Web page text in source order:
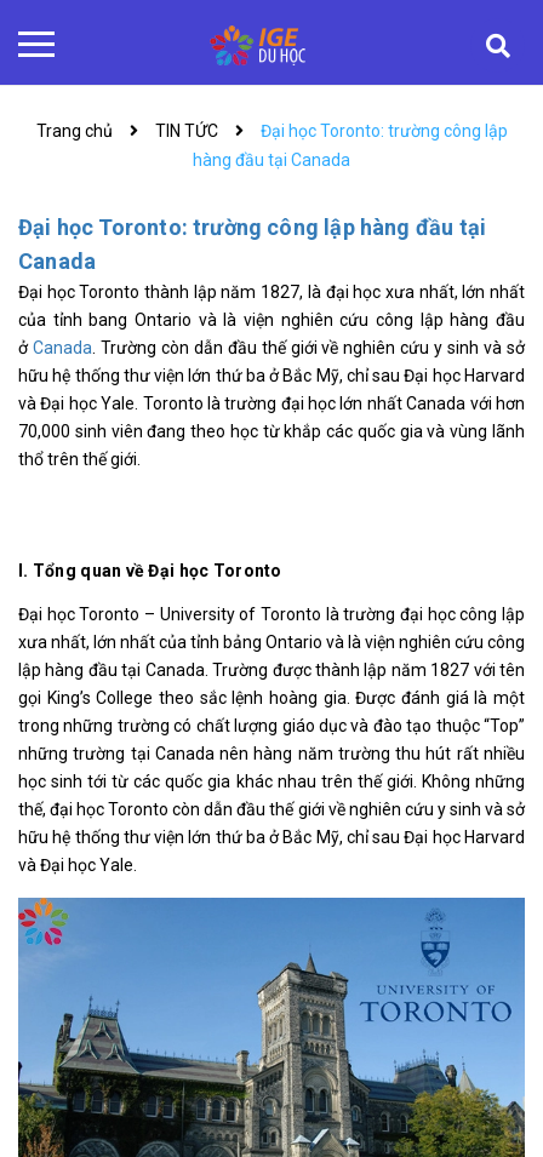
Trang chủ TIN TỨC
Đại học Toronto: trường công lập
hàng đầu tại Canada
Đại học Toronto: trường công lập hàng đầu tại
Canada
Đại học Toronto thành lập năm 1827, là đại học xưa nhất, lớn nhất
của tỉnh bang Ontario và là viện nghiên cứu công lập hàng đầu
ởCanada . Trường còn dẫn đầu thế giới về nghiên cứu y sinh và sở
hữu hệ thống thư viện lớn thứ ba ở Bắc Mỹ, chỉ sau Đại học Harvard
và Đại học Yale. Toronto là trường đại học lớn nhất Canada với hơn
70,000 sinh viên đang theo học từ khắp các quốc gia và vùng lãnh
thổ trên thế giới.
I. Tổng quan về Đại học Toronto
Đại học Toronto – University of Toronto là trường đại học công lập
xưa nhất, lớn nhất của tỉnh bảng Ontario và là viện nghiên cứu công
lập hàng đầu tại Canada. Trường được thành lập năm 1827 với tên
gọi King’s College theo sắc lệnh hoàng gia. Được đánh giá là một
trong những trường có chất lượng giáo dục và đào tạo thuộc “Top”
những trường tại Canada nên hàng năm trường thu hút rất nhiều
học sinh tới từ các quốc gia khác nhau trên thế giới. Không những
thế, đại học Toronto còn dẫn đầu thế giới về nghiên cứu y sinh và sở
hữu hệ thống thư viện lớn thứ ba ở Bắc Mỹ, chỉ sau Đại học Harvard
và Đại học Yale.